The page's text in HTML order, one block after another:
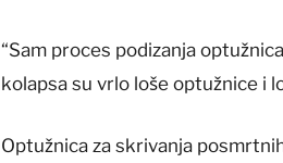
“Sam proces podizanja
kolapsa su vrlo loše optužnice i
Optužnica za skrivanja